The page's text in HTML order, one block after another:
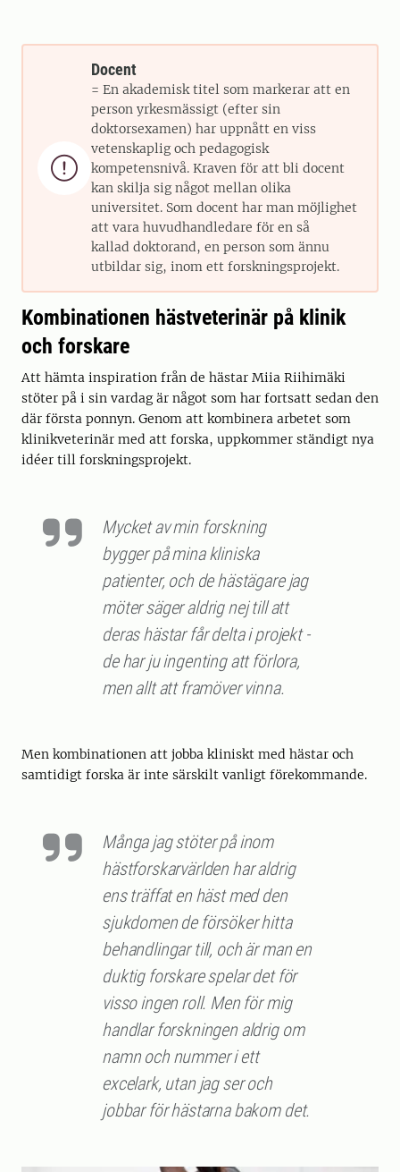

Docent
= En akademisk titel som markerar att en
person yrkesmässigt (efter sin
doktorsexamen) har uppnått en viss
vetenskaplig och pedagogisk
kompetensnivå. Kraven för att bli docent
kan skilja sig något mellan olika
universitet. Som docent har man möjlighet
att vara huvudhandledare för en så
kallad doktorand, en person som ännu
utbildar sig, inom ett forskningsprojekt.
Kombinationen hästveterinär på klinik
och forskare
Att hämta inspiration från de hästar Miia Riihimäki
stöter på i sin vardag är något som har fortsatt sedan den
där första ponnyn. Genom att kombinera arbetet som
klinikveterinär med att forska, uppkommer ständigt nya
idéer till forskningsprojekt.
Mycket av min forskning
bygger på mina kliniska
patienter, och de hästägare jag
möter säger aldrig nej till att
deras hästar får delta i projekt -
de har ju ingenting att förlora,
men allt att framöver vinna.
Men kombinationen att jobba kliniskt med hästar och
samtidigt forska är inte särskilt vanligt förekommande.
Många jag stöter på inom
hästforskarvärlden har aldrig
ens träffat en häst med den
sjukdomen de försöker hitta
behandlingar till, och är man en
duktig forskare spelar det för
visso ingen roll. Men för mig
handlar forskningen aldrig om
namn och nummer i ett
excelark, utan jag ser och
jobbar för hästarna bakom det.